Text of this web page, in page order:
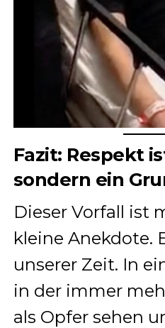
Fazit: Respekt
sondern ein
Dieser Vorfall ist
kleine Anekdote.
unserer Zeit. In
in der immer
als Opfer sehen